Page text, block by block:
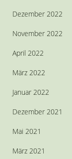
Dezember 2022
November 2022
April 2022
März 2022
Januar 2022
Dezember 2021
Mai 2021
März 2021